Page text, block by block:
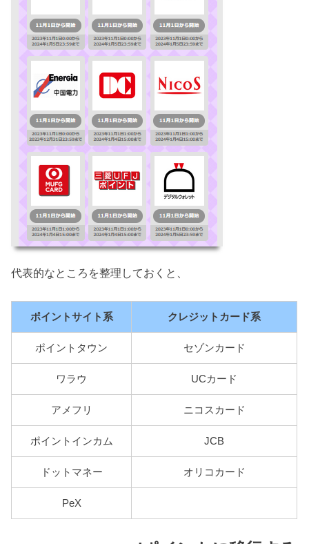
代表的なところを整理しておくと、
ポイントサイト系 クレジットカード系
ポイントタウン セゾンカード
ワラウ UCカード
アメフリ ニコスカード
ポイントインカム JCB
ドットマネー オリコカード
PeX